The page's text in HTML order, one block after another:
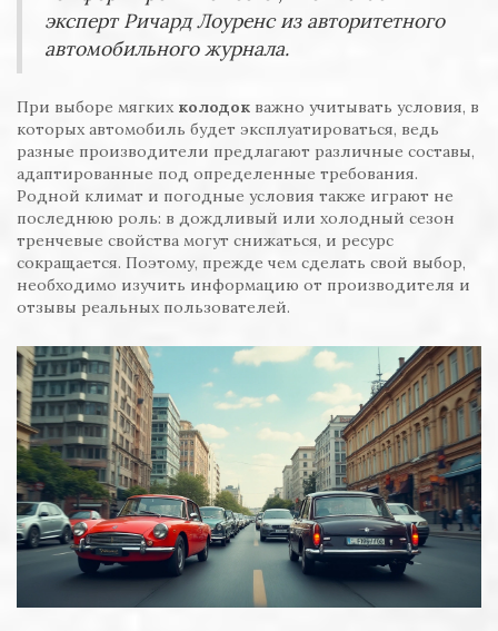
эксперт Ричард Лоуренс из авторитетного
автомобильного журнала.
При выборе мягких колодок важно учитывать условия, в
которых автомобиль будет эксплуатироваться, ведь
разные производители предлагают различные составы,
адаптированные под определенные требования.
Родной климат и погодные условия также играют не
последнюю роль: в дождливый или холодный сезон
тренчевые свойства могут снижаться, и ресурс
сокращается. Поэтому, прежде чем сделать свой выбор,
необходимо изучить информацию от производителя и
отзывы реальных пользователей.